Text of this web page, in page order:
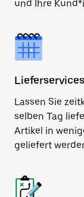
und Ihre
Lassen Sie
selben Tag
Artikel in
geliefert